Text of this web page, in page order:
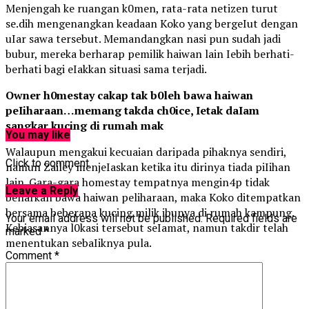
Menjengah ke ruangan k0men, rata-rata netizen turut
se.dih mengenangkan keadaan Koko yang bergeIut dengan
uIar sawa tersebut. Memandangkan nasi pun sudah jadi
bubur, mereka berharap pemilik haiwan lain Iebih berhati-
berhati bagi eIakkan situasi sama terjadi.
Owner h0mestay cakap tak b0leh bawa haiwan
peIiharaan…memang takda ch0ice, Ietak daIam
sangkar kucing di rumah mak
Walaupun mengakui kecuaian daripada pihaknya sendiri,
namun Zailey menjeIaskan ketika itu dirinya tiada piIihan
lain. Gara-gara homestay tempatnya mengin4p tidak
benarkan bawa haiwan peliharaan, maka Koko ditempatkan
bersama beberapa kucing milik ibunya di rumah kampung.
Kebiasannya l0kasi tersebut seIamat, namun takdir telah
menentukan sebaIiknya pula.
You may like
Click to comment
Leave a Reply
Your email address will not be published. Required fields are
marked*
Comment *